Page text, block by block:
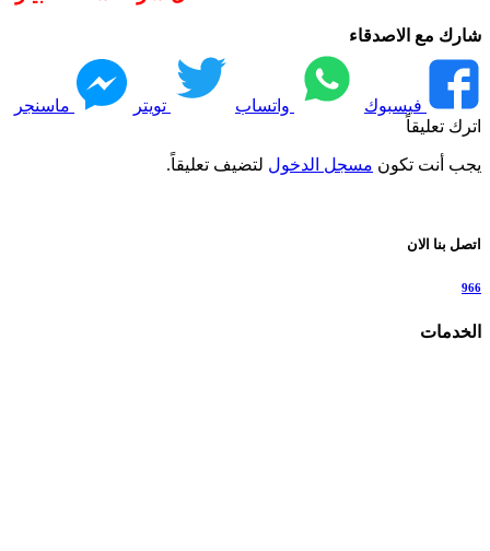
شارك مع الاصدقاء
فيسبوك واتساب تويتر ماسنجر
اترك تعليقاً
يجب أنت تكون مسجل الدخول لتضيف تعليقاً.
اتصل بنا الان
966
الخدمات